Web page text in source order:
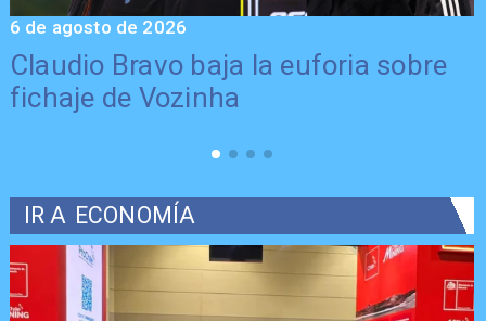
Claudio Bravo baja la euforia sobre
fichaje de Vozinha
6 de agosto de 2026
IR A ECONOMÍA